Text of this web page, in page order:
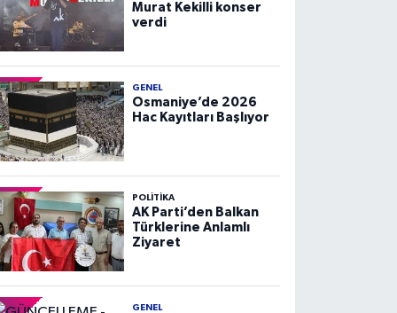
Murat Kekilli konser
verdi
GENEL
Osmaniye’de 2026
Hac Kayıtları Başlıyor
POLITIKA
AK Parti’den Balkan
Türklerine Anlamlı
Ziyaret
GENEL